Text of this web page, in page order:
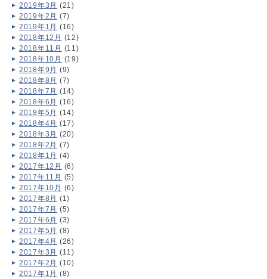
2019年3月 (21)
2019年2月 (7)
2019年1月 (16)
2018年12月 (12)
2018年11月 (11)
2018年10月 (19)
2018年9月 (9)
2018年8月 (7)
2018年7月 (14)
2018年6月 (16)
2018年5月 (14)
2018年4月 (17)
2018年3月 (20)
2018年2月 (7)
2018年1月 (4)
2017年12月 (6)
2017年11月 (5)
2017年10月 (6)
2017年8月 (1)
2017年7月 (5)
2017年6月 (3)
2017年5月 (8)
2017年4月 (26)
2017年3月 (11)
2017年2月 (10)
2017年1月 (8)